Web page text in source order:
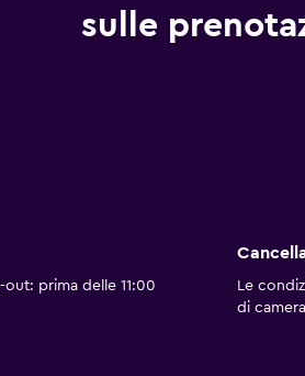
sulle
prima delle 11:00
Le
di